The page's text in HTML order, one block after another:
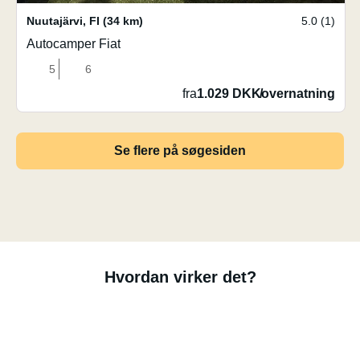
Nuutajärvi, FI (34 km) 5.0 (1)
Autocamper Fiat
5 6
fra1.029 DKK/overnatning
Se flere på søgesiden
Hvordan virker det?